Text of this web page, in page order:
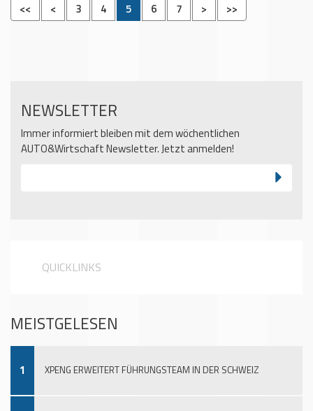
<< < 3 4 5 6 7 > >>
NEWSLETTER
Immer informiert bleiben mit dem wöchentlichen
AUTO&Wirtschaft Newsletter. Jetzt anmelden!
QUICKLINKS
MEISTGELESEN
1 XPENG ERWEITERT FÜHRUNGSTEAM IN DER SCHWEIZ